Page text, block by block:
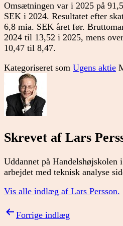
Omsætningen var i 2025 på
SEK i 2024. Resultatet efter
6,8 mia. SEK året før.
2024 til 13,52 i 2025, mens
10,47 til 8,47.
Kategoriseret som Ugens aktie
Skrevet af Lars
Uddannet på Handelshøjskolen
arbejdet med teknisk analyse
Vis alle indlæg af Lars Persson.
Indlægsnavigation
Forrige indlæg